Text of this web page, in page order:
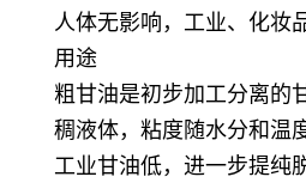
人体无影响，工业、化妆
用途
粗甘油是初步加工分离的
稠液体，粘度随水分和温
工业甘油低，进一步提纯